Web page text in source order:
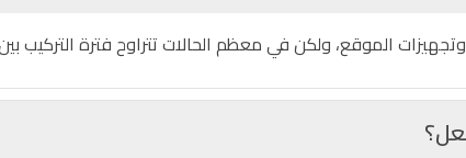
الموقع، ولكن في معظم الحالات تتراوح فترة التركيب